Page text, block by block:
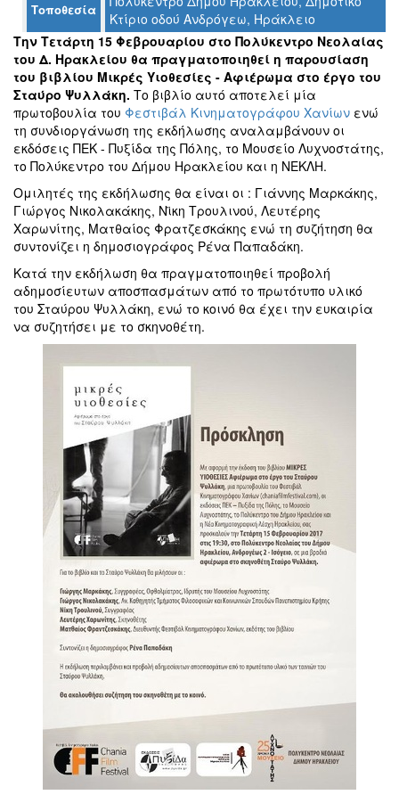
ΤΟΠΟΣ
ΜΑΣ
ΔΗΜΟΣ
ΑΝΘΕΚΤΙΚΗ
ΠΟΛΗ
Τοποθεσία
Κτίριο οδού Ανδρόγεω, Ηράκλειο
Την Τετάρτη 15 Φεβρουαρίου στο Πολύκεντρο Νεολαίας
του Δ. Ηρακλείου θα πραγματοποιηθεί η παρουσίαση
του βιβλίου Μικρές Υιοθεσίες - Αφιέρωμα στο έργο του
Σταύρο Ψυλλάκη. Το βιβλίο αυτό αποτελεί μία
πρωτοβουλία του Φεστιβάλ Κινηματογράφου Χανίων ενώ
τη συνδιοργάνωση της εκδήλωσης αναλαμβάνουν οι
εκδόσεις ΠΕΚ - Πυξίδα της Πόλης, το Μουσείο Λυχνοστάτης,
το Πολύκεντρο του Δήμου Ηρακλείου και η ΝΕΚΛΗ.
Ομιλητές της εκδήλωσης θα είναι οι : Γιάννης Μαρκάκης,
Γιώργος Νικολακάκης, Νϊκη Τρουλινού, Λευτέρης
Χαρωνίτης, Ματθαίος Φρατζεσκάκης ενώ τη συζήτηση θα
συντονίζει η δημοσιογράφος Ρένα Παπαδάκη.
Κατά την εκδήλωση θα πραγματοποιηθεί προβολή
αδημοσίευτων αποσπασμάτων από το πρωτότυπο υλικό
του Σταύρου Ψυλλάκη, ενώ το κοινό θα έχει την ευκαιρία
να συζητήσει με το σκηνοθέτη.